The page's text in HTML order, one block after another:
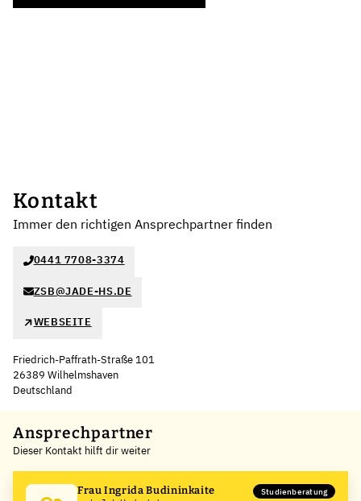
Kontakt
Immer den richtigen Ansprechpartner finden
0441 7708-3374
ZSB@JADE-HS.DE
WEBSEITE
Friedrich-Paffrath-Straße 101
26389 Wilhelmshaven
Deutschland
+
−
Ansprechpartner
Dieser Kontakt hilft dir weiter
Frau Ingrida Budininkaite Studienberatung